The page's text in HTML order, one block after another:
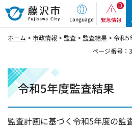
藤沢市
Language 緊急情報
ホーム >市政情報 > 監査> 監査結果> 令和5
ページ番号：
令和5年度監査結果
監査計画に基づく令和5年度の監